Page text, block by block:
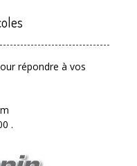
répondre à vos
.